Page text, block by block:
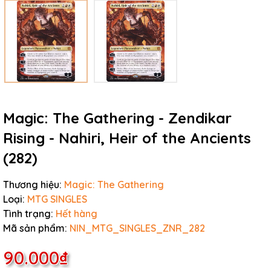
Magic: The Gathering - Zendikar
Rising - Nahiri, Heir of the Ancients
(282)
Thương hiệu: Magic: The Gathering
Loại: MTG SINGLES
Tình trạng: Hết hàng
Mã sản phẩm: NIN_MTG_SINGLES_ZNR_282
90.000₫